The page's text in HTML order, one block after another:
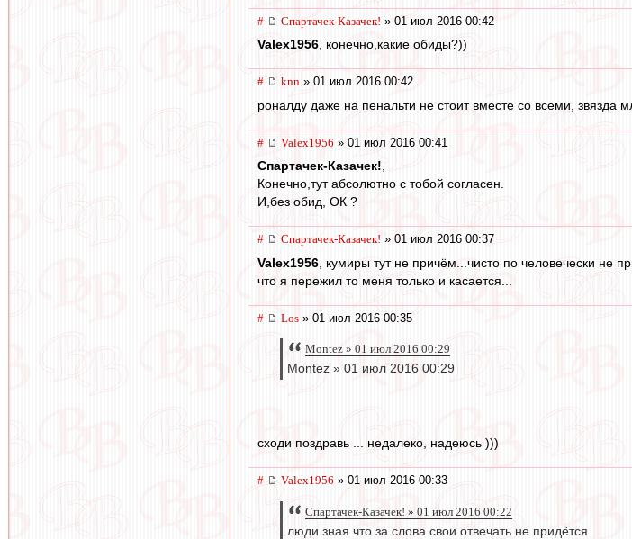
# Спартачек-Казачек! » 01 июл 2016 00:42
Valex1956 , конечно,какие обиды?))
# knn » 01 июл 2016 00:42
роналду даже на пенальти не стоит вместе со всеми, звязда
# Valex1956 » 01 июл 2016 00:41
Спартачек-Казачек!,
Конечно,тут абсолютно с тобой согласен.
И,без обид, ОК ?
# Спартачек-Казачек! » 01 июл 2016 00:37
Valex1956 , кумиры тут не причём...чисто по человечески не
что я пережил то меня только и касается...
# Los » 01 июл 2016 00:35
Montez » 01 июл 2016 00:29
Montez » 01 июл 2016 00:29
сходи поздравь ... недалеко, надеюсь )))
# Valex1956 » 01 июл 2016 00:33
Спартачек-Казачек! » 01 июл 2016 00:22
люди зная что за слова свои отвечать не придётся